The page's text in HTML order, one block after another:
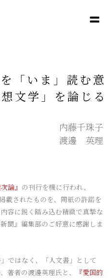
「いま」読む意
想文学」を論じる
内藤千珠子
渡邊 英理
論』 の刊行を機に行われ、
載されたものを、同紙の許諾を
容に鋭く踏み込む精緻で真摯な
聞』編集部のご好意に感謝しま
ではなく、「人文書」として
著者の渡邊英理氏と、
『愛国的